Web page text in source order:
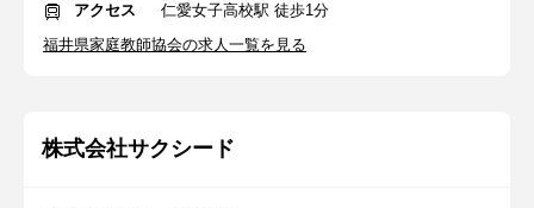
アクセス
仁愛女子高校駅 徒歩1分
福井県家庭教師協会の求人一覧を見る
株式会社サクシード